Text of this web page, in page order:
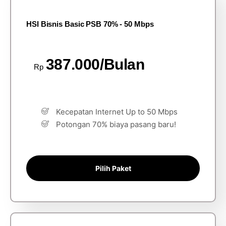
HSI Bisnis Basic PSB 70% - 50 Mbps
Rp 387.000/Bulan
Kecepatan Internet Up to 50 Mbps
Potongan 70% biaya pasang baru!
Pilih Paket